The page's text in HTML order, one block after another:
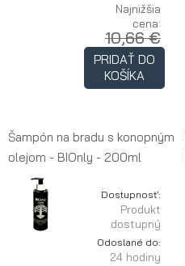
Najnižšia
cena:
10,66 €
PRIDAŤ DO
KOŠÍKA
Šampón na bradu s konopným
olejom - BIOnly - 200ml
Dostupnosť:
Produkt
dostupný
Odoslané do:
24 hodiny